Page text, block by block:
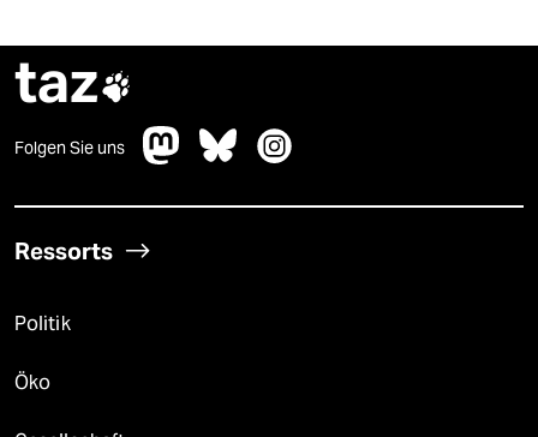
taz
Folgen Sie uns
Ressorts
Politik
Öko